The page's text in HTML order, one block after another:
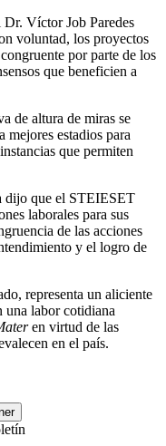
Víctor Job Paredes
voluntad, los proyectos
por parte de los
que beneficien a
de altura de miras se
mejores estadios para
que permiten
dijo que el STEIESET
laborales para sus
de las acciones
y el logro de
representa un aliciente
una labor cotidiana
en virtud de las
en el país.